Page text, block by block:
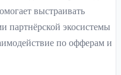
выстраивать
партнёрской экосистемы
по офферам и